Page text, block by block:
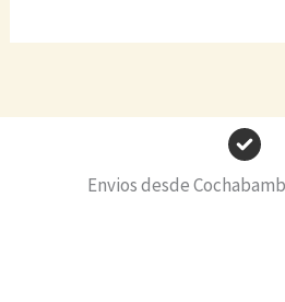
Envios desde